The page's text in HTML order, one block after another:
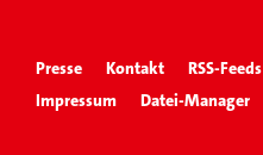
Presse Kontakt RSS-Feeds
Impressum
Datei-Manager